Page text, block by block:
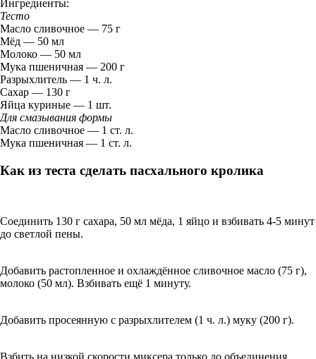
Ингредиенты:
Тесто
Масло сливочное — 75 г
Мёд — 50 мл
Молоко — 50 мл
Мука пшеничная — 200 г
Разрыхлитель — 1 ч. л.
Сахар — 130 г
Яйца куриные — 1 шт.
Для смазывания формы
Масло сливочное — 1 ст. л.
Мука пшеничная — 1 ст. л.
Как из теста сделать пасхального кролика
Соединить 130 г сахара, 50 мл мёда, 1 яйцо и взбивать 4-5 минут
до светлой пены.
Добавить растопленное и охлаждённое сливочное масло (75 г),
молоко (50 мл). Взбивать ещё 1 минуту.
Добавить просеянную с разрыхлителем (1 ч. л.) муку (200 г).